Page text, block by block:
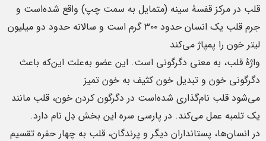
قلب در مرکز قفسهٔ سینه (متمایل به سمت چپ) واقع شده‌است و
جرم قلب یک انسان حدود ۳۰۰ گرم است و سالانه حدود دو میلیون
لیتر خون را پمپاژ می‌کند
واژهٔ قلب، به معنی دگرگونی است. این عضو به‌علت این‌که باعث
دگرگونی خون و تبدیل خون کثیف به خون تمیز
می‌شود قلب نام‌گذاری شده‌است در دگرگون کردن خون، قلب مانند
یک تلمبه عمل می‌کند. در پارسی سره این بخش دِل نام دارد.
در انسان‌ها، پستانداران دیگر و پرندگان، قلب به چهار حفره تقسیم